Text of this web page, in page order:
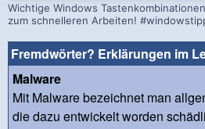
Wichtige Windows Tastenkombinationen
zum schnelleren Arbeiten!
Fremdwörter? Erklärungen im
Malware
Mit Malware bezeichnet man
die dazu entwickelt worden